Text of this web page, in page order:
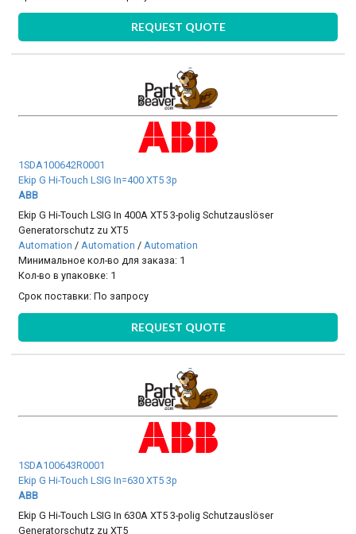
REQUEST QUOTE
1SDA100642R0001
Ekip G Hi-Touch LSIG In=400 XT5 3p
ABB
Ekip G Hi-Touch LSIG In 400A XT5 3-polig Schutzauslöser
Generatorschutz zu XT5
Automation /Automation /Automation
Минимальное кол-во для заказа: 1
Кол-во в упаковке: 1
Срок поставки:По запросу
REQUEST QUOTE
1SDA100643R0001
Ekip G Hi-Touch LSIG In=630 XT5 3p
ABB
Ekip G Hi-Touch LSIG In 630A XT5 3-polig Schutzauslöser
Generatorschutz zu XT5